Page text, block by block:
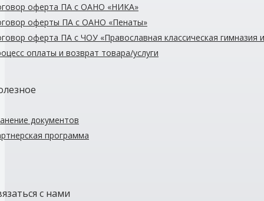
оферта ПА с ОАНО «НИКА»
оферты ПА с ОАНО «Пенаты»
оферта ПА с ЧОУ «Православная классическая
оплаты и возврат товара/услуги
документов
программа
с нами